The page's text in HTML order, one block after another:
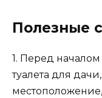
Полезные
1. Перед началом
туалета для